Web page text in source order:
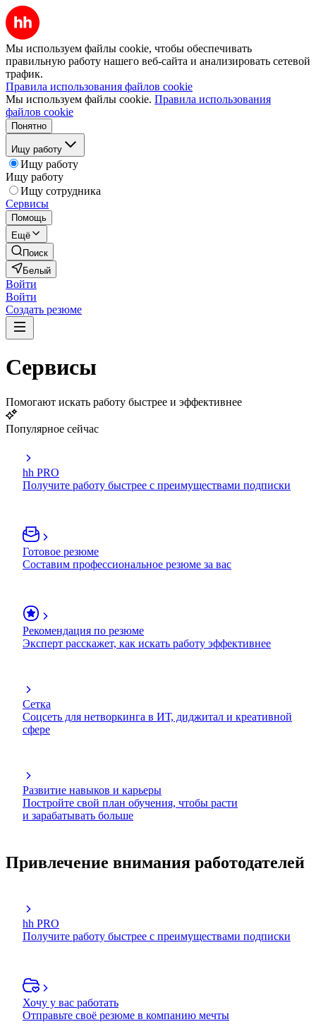
Мы используем файлы cookie, чтобы обеспечивать
правильную работу нашего веб-сайта и анализировать сетевой
трафик.
Правила использования файлов cookie
Мы используем файлы cookie. Правила использования
файлов cookie
Понятно
Ищу работу
Ищу работу
Ищу работу
Ищу сотрудника
Сервисы
Помощь
Ещё
Поиск
Белый
Войти
Войти
Создать резюме
Сервисы
Помогают искать работу быстрее и эффективнее
Популярное сейчас
hh PRO
Получите работу быстрее с преимуществами подписки
Готовое резюме
Составим профессиональное резюме за вас
Рекомендация по резюме
Эксперт расскажет, как искать работу эффективнее
Сетка
Соцсеть для нетворкинга в ИТ, диджитал и креативной
сфере
Развитие навыков и карьеры
Постройте свой план обучения, чтобы расти
и зарабатывать больше
Привлечение внимания работодателей
hh PRO
Получите работу быстрее с преимуществами подписки
Хочу у вас работать
Отправьте своё резюме в компанию мечты